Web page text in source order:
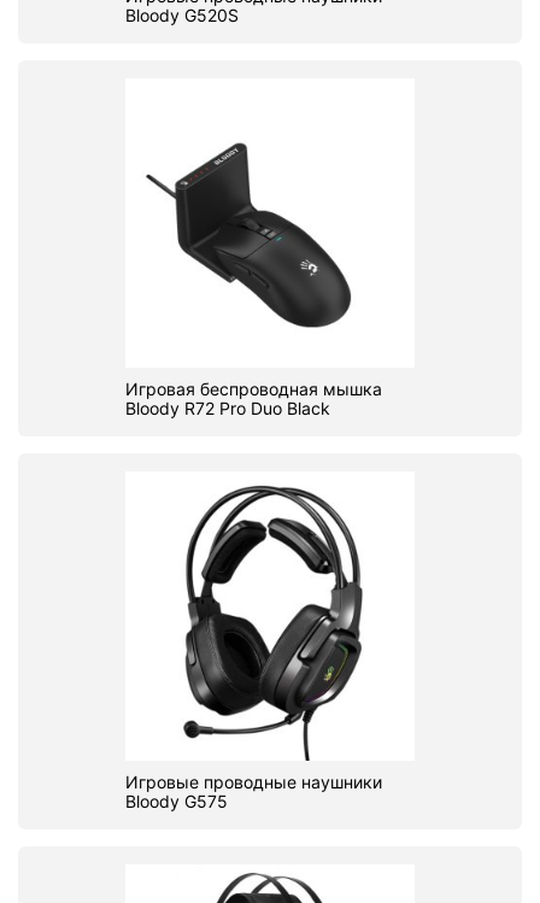
Bloody G520S
Игровая беспроводная мышка
Bloody R72 Pro Duo Black
Игровые проводные наушники
Bloody G575